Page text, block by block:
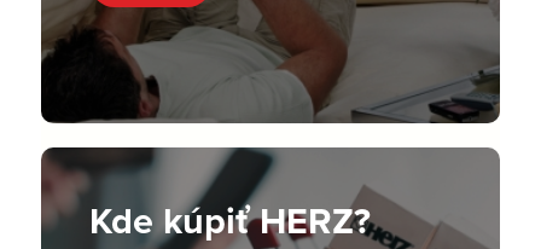
Kde kúpiť HERZ?